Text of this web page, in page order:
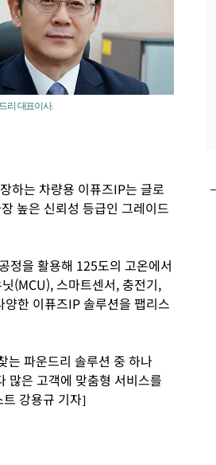
리 대표이사.
하는 차량용 이퓨즈IP는 글로
높은 신뢰성 등급인 그레이드
정을 활용해 125도의 고온에서
(MCU), 스마트센서, 충전기,
한 이퓨즈IP 솔루션을 팹리스
는 파운드리 솔루션 중 하나
많은 고객에 맞춤형 서비스를
강용규 기자]